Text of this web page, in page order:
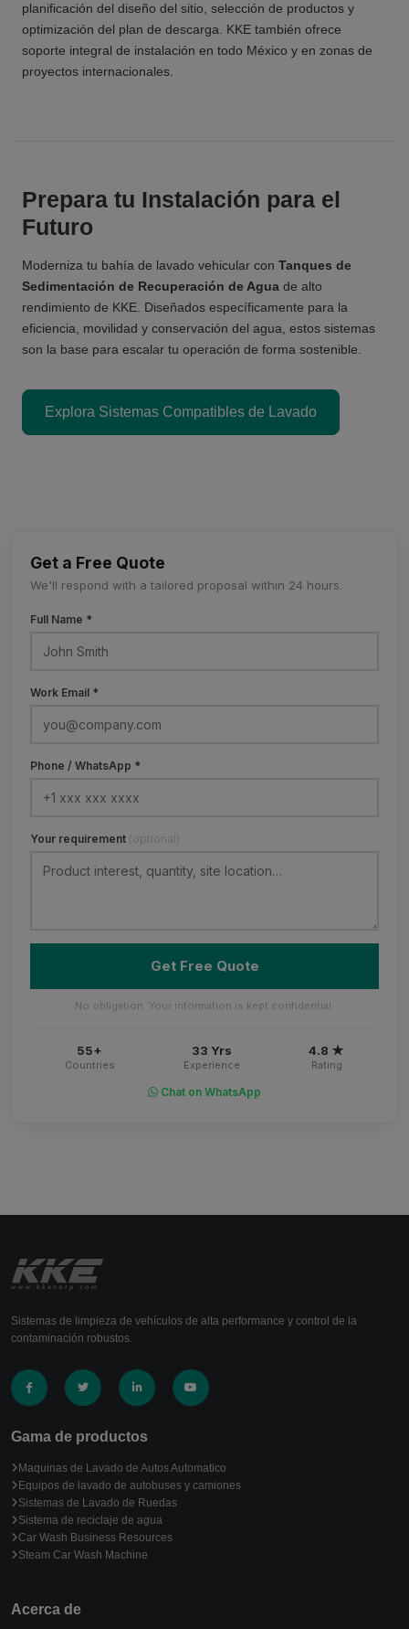
planificación del diseño del sitio, selección de productos y
optimización del plan de descarga. KKE también ofrece
soporte integral de instalación en todo México y en zonas de
proyectos internacionales.
Prepara tu Instalación para el
Futuro
Moderniza tu bahía de lavado vehicular con Tanques de
Sedimentación de Recuperación de Agua de alto
rendimiento de KKE. Diseñados específicamente para la
eficiencia, movilidad y conservación del agua, estos sistemas
son la base para escalar tu operación de forma sostenible.
Explora Sistemas Compatibles de Lavado
Get a Free Quote
We'll respond with a tailored proposal within 24 hours.
Full Name *
Work Email *
Phone / WhatsApp *
Your requirement (optional)
Get Free Quote
No obligation. Your information is kept confidential.
55+
Countries
33 Yrs
Experience
4.8 ★
Rating
Chat on WhatsApp
Sistemas de limpieza de vehículos de alta performance y control de la
contaminación robustos.
Gama de productos
Maquinas de Lavado de Autos Automatico
Equipos de lavado de autobuses y camiones
Sistemas de Lavado de Ruedas
Sistema de reciclaje de agua
Car Wash Business Resources
Steam Car Wash Machine
Acerca de